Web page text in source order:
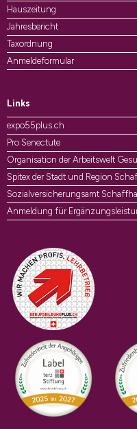
Hauszeitung
Jahresbericht
Taxordnung
Anmeldeformular
Links
expo55plus.ch
Pro Senectute
Organisation der Arbeitswelt
Spitex der Stadt und Region
Sozialversicherungsamt
Anmeldung für
Auszeichnungen